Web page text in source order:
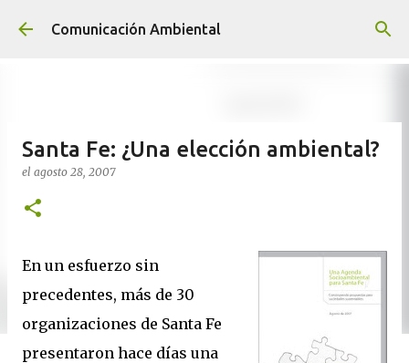
Ir al contenido principal
Comunicación Ambiental
Santa Fe: ¿Una elección ambiental?
el agosto 28, 2007
En un esfuerzo sin
precedentes, más de 30
organizaciones de Santa Fe
presentaron hace días una